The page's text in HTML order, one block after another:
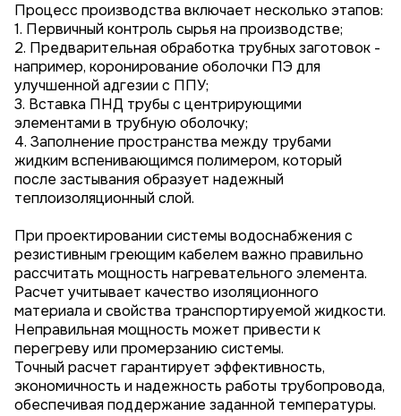
Процесс производства включает несколько этапов:
1. Первичный контроль сырья на производстве;
2. Предварительная обработка трубных заготовок -
например, коронирование оболочки ПЭ для
улучшенной адгезии с ППУ;
3. Вставка ПНД трубы с центрирующими
элементами в трубную оболочку;
4. Заполнение пространства между трубами
жидким вспенивающимся полимером, который
после застывания образует надежный
теплоизоляционный слой.
При проектировании системы водоснабжения с
резистивным греющим кабелем важно правильно
рассчитать мощность нагревательного элемента.
Расчет учитывает качество изоляционного
материала и свойства транспортируемой жидкости.
Неправильная мощность может привести к
перегреву или промерзанию системы.
Точный расчет гарантирует эффективность,
экономичность и надежность работы трубопровода,
обеспечивая поддержание заданной температуры.